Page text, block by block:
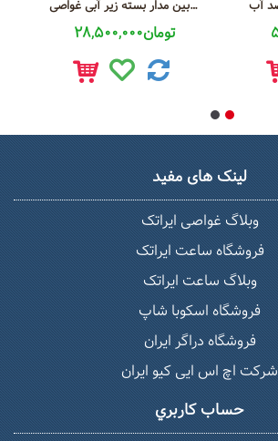
دوربین مدار بسته زیر آبی غواصی Cameray
28,500,000تومان
لینک های مفید
وبلاگ غواصی ایراتک
فروشگاه ساعت ایراتک
وبلاگ ساعت ایراتک
فروشگاه اسکوبا شاپ
فروشگاه دراگر ایران
شرکت اچ اس ایی کیو ایران
حساب كاربري